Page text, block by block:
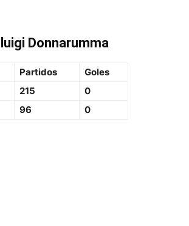
Donnarumma
Partidos
Goles
215
0
96 0